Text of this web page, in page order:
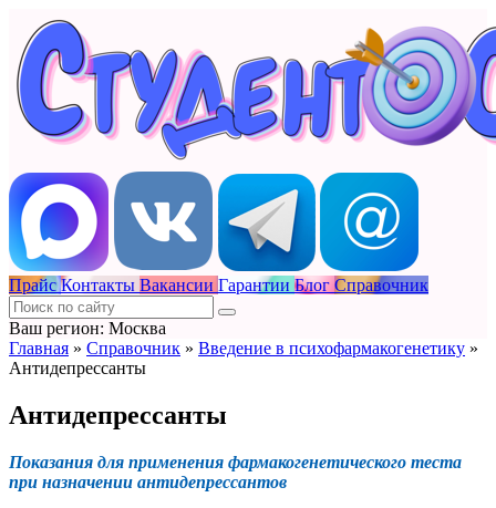
Прайс Контакты Вакансии Гарантии Блог Справочник
Ваш регион: Москва
Главная » Справочник » Введение в психофармакогенетику »
Антидепрессанты
Антидепрессанты
Показания для применения фармакогенетического теста
при назначении антидепрессантов